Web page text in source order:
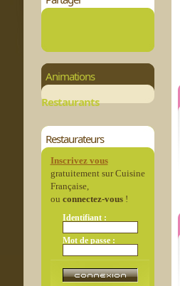
Animations
Restaurants
Restaurateurs
Inscrivez vous
gratuitement sur Cuisine
Française,
ou connectez-vous!
Identifiant :
Mot de passe :